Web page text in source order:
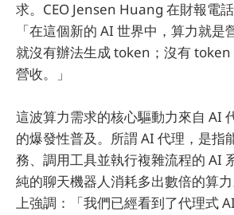
求。CEO Jensen Huang 在財報電
「在這個新的 AI 世界中，算力就是
就沒有辦法生成 token；沒有
營收。」
這波算力需求的核心驅動力來自 AI
的爆發性普及。所謂 AI 代理，是指
務、調用工具並執行複雜流程的
純的聊天機器人消耗多出數倍的算
上強調：「我們已經看到了代理式